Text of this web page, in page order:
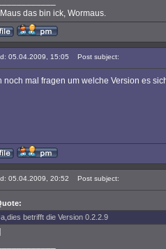
das bin ick, Wormaus.
05.04.2009, 15:05 Post subject:
noch mal fragen um welche Version es
05.04.2009, 20:52 Post subject:
betrifft die Version 0.2.2.9